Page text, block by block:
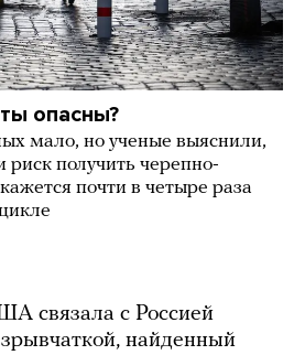
опасны?
мало, но ученые выяснили,
риск получить черепно-
почти в четыре раза
связала с Россией
найденный